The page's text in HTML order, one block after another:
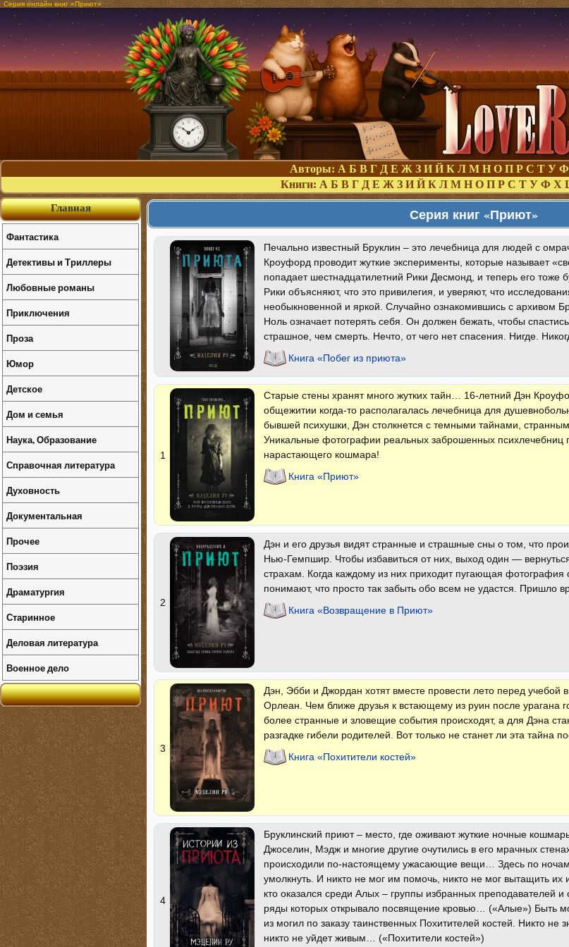
Серия онлайн книг «Приют»
Авторы: А Б В Г Д Е Ж З И Й К Л М Н О П Р С Т У Ф
Книги: А Б В Г Д Е Ж З И Й К Л М Н О П Р С Т У Ф Х
Серия книг «Приют»
Печально известный Бруклин – это лечебница для людей с
Кроуфорд проводит жуткие эксперименты, которые называет
попадает шестнадцатилетний Рики Десмонд, и теперь его тоже
Рики объясняют, что это привилегия, и уверяют, что
необыкновенной и яркой. Случайно ознакомившись с архивом
Ноль означает потерять себя. Он должен бежать, чтобы
страшное, чем смерть. Нечто, от чего нет спасения. Нигде.
Книга «Побег из приюта»
1
Старые стены хранят много жутких тайн… 16-летний Дэн
общежитии когда-то располагалась лечебница для
бывшей психушки, Дэн столкнется с темными тайнами,
Уникальные фотографии реальных заброшенных психлечебниц
нарастающего кошмара!
Книга «Приют»
2
Дэн и его друзья видят странные и страшные сны о том, что
Нью-Гемпшир. Чтобы избавиться от них, выход один —
страхам. Когда каждому из них приходит пугающая
понимают, что просто так забыть обо всем не удастся. Пришло
Книга «Возвращение в Приют»
3
Дэн, Эбби и Джордан хотят вместе провести лето перед учебой
Орлеан. Чем ближе друзья к встающему из руин после урагана
более странные и зловещие события происходят, а для Дэна
разгадке гибели родителей. Вот только не станет ли эта тайна
Книга «Похитители костей»
4
Бруклинский приют – место, где оживают жуткие ночные
Джоселин, Мэдж и многие другие очутились в его мрачных
происходили по-настоящему ужасающие вещи… Здесь по ночам
умолкнуть. И никто не мог им помочь, никто не мог вытащить их
кто оказался среди Алых – группы избранных преподавателей
ряды которых открывало посвящение кровью… («Алые») Быть
из могил по заказу таинственных Похитителей костей. Никто не
никто не уйдет живым… («Похитители костей»)
Главная
Фантастика
Детективы и Триллеры
Любовные романы
Приключения
Проза
Юмор
Детское
Дом и семья
Наука, Образование
Справочная литература
Духовность
Документальная
Прочее
Поэзия
Драматургия
Старинное
Деловая литература
Военное дело